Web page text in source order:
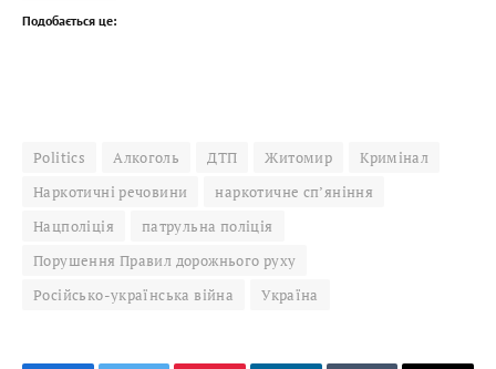
Подобається це:
Politics Алкоголь ДТП Житомир
Кримінал
Наркотичні речовини
наркотичне сп’яніння
Нацполіція
патрульна поліція
Порушення Правил дорожнього руху
Російсько-українська війна
Україна